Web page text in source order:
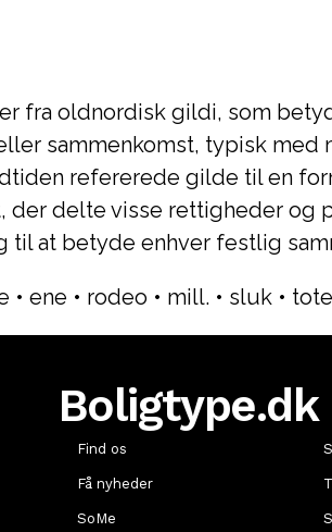
fra oldnordisk gildi, som
sammenkomst, typisk med
refererede gilde til en
delte visse rettigheder og
til at betyde enhver festlig
• ene • rodeo • mill. • sluk •
Boligtype.dk
Find os
Få nyheder
SoMe